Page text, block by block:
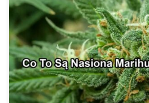
Do nie tak dawna uprawa